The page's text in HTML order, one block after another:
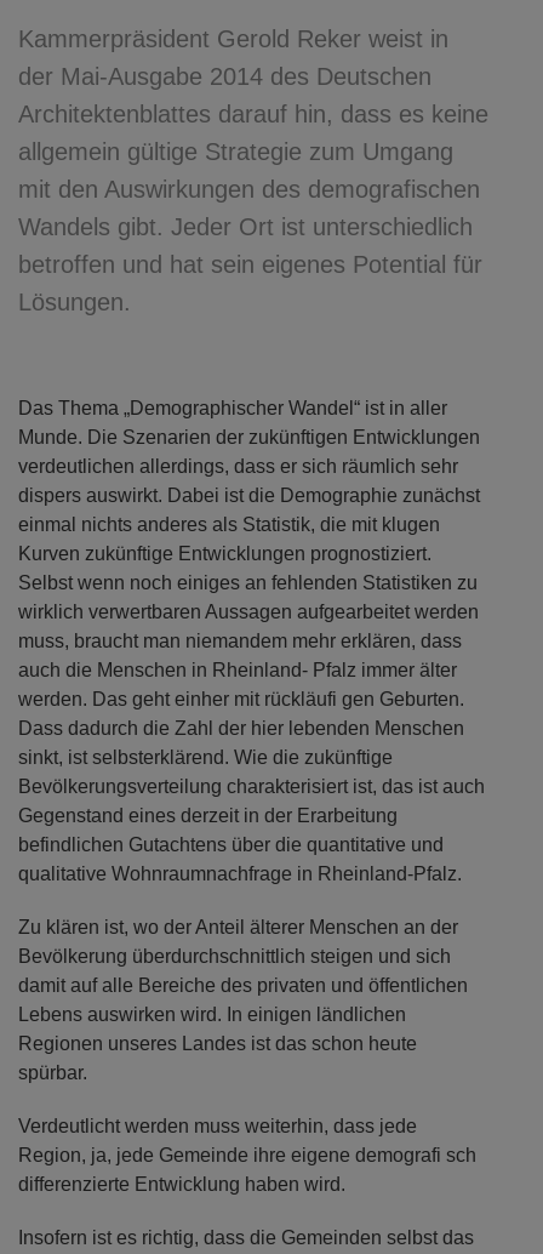
Kammerpräsident Gerold Reker weist in
der Mai-Ausgabe 2014 des Deutschen
Architektenblattes darauf hin, dass es keine
allgemein gültige Strategie zum Umgang
mit den Auswirkungen des demografischen
Wandels gibt. Jeder Ort ist unterschiedlich
betroffen und hat sein eigenes Potential für
Lösungen.
Das Thema „Demographischer Wandel“ ist in aller
Munde. Die Szenarien der zukünftigen Entwicklungen
verdeutlichen allerdings, dass er sich räumlich sehr
dispers auswirkt. Dabei ist die Demographie zunächst
einmal nichts anderes als Statistik, die mit klugen
Kurven zukünftige Entwicklungen prognostiziert.
Selbst wenn noch einiges an fehlenden Statistiken zu
wirklich verwertbaren Aussagen aufgearbeitet werden
muss, braucht man niemandem mehr erklären, dass
auch die Menschen in Rheinland- Pfalz immer älter
werden. Das geht einher mit rückläufi gen Geburten.
Dass dadurch die Zahl der hier lebenden Menschen
sinkt, ist selbsterklärend. Wie die zukünftige
Bevölkerungsverteilung charakterisiert ist, das ist auch
Gegenstand eines derzeit in der Erarbeitung
befindlichen Gutachtens über die quantitative und
qualitative Wohnraumnachfrage in Rheinland-Pfalz.
Zu klären ist, wo der Anteil älterer Menschen an der
Bevölkerung überdurchschnittlich steigen und sich
damit auf alle Bereiche des privaten und öffentlichen
Lebens auswirken wird. In einigen ländlichen
Regionen unseres Landes ist das schon heute
spürbar.
Verdeutlicht werden muss weiterhin, dass jede
Region, ja, jede Gemeinde ihre eigene demografi sch
differenzierte Entwicklung haben wird.
Insofern ist es richtig, dass die Gemeinden selbst das